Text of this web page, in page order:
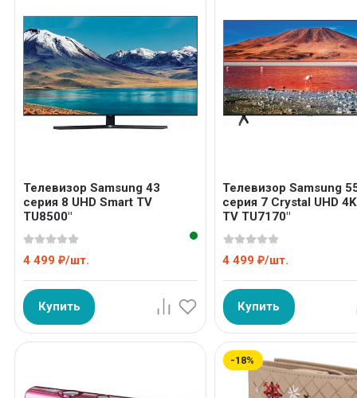
Телевизор Samsung 43
серия 8 UHD Smart TV
TU8500"
4 499 ₽/шт.
Купить
Телевизор Samsung
серия 7 Crystal UHD
TV TU7170"
4 499 ₽/шт.
Купить
-18%